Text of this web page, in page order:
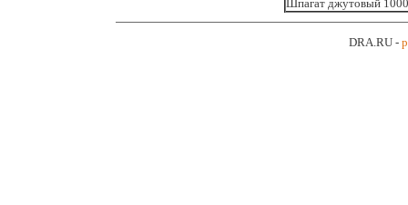
Шпагат джутовый
DRA.RU -